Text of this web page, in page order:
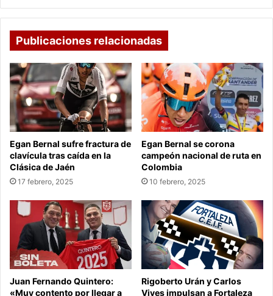
Publicaciones relacionadas
Egan Bernal sufre fractura de
clavícula tras caída en la
Clásica de Jaén
17 febrero, 2025
Egan Bernal se corona
campeón nacional de ruta en
Colombia
10 febrero, 2025
Juan Fernando Quintero:
«Muy contento por llegar a
Rigoberto Urán y Carlos
Vives impulsan a Fortaleza